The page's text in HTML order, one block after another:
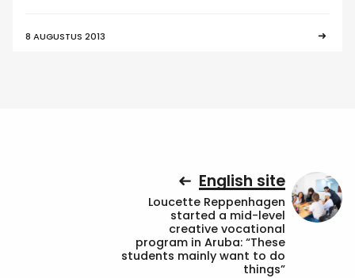
8 AUGUSTUS 2013
English site
Loucette Reppenhagen
started a mid-level
creative vocational
program in Aruba: “These
students mainly want to do
things”